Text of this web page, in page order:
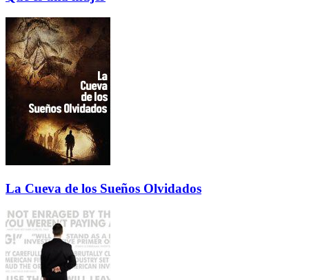
La Cueva de los Sueños Olvidados